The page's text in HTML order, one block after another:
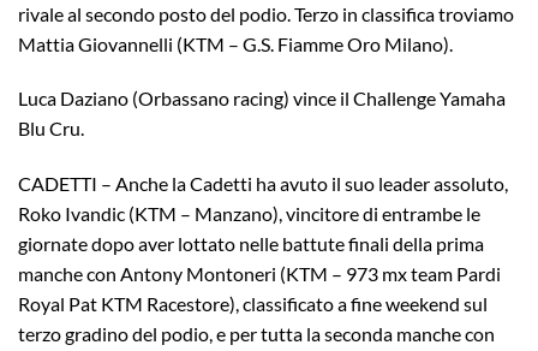
rivale al secondo posto del podio. Terzo in classifica troviamo
Mattia Giovannelli (KTM – G.S. Fiamme Oro Milano).
Luca Daziano (Orbassano racing) vince il Challenge Yamaha
Blu Cru.
CADETTI – Anche la Cadetti ha avuto il suo leader assoluto,
Roko Ivandic (KTM – Manzano), vincitore di entrambe le
giornate dopo aver lottato nelle battute finali della prima
manche con Antony Montoneri (KTM – 973 mx team Pardi
Royal Pat KTM Racestore), classificato a fine weekend sul
terzo gradino del podio, e per tutta la seconda manche con